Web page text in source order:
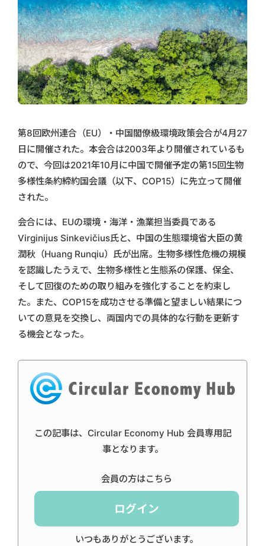
第8回欧州連合（EU）・中国閣僚級環境政策会合が4月27
日に開催された。本会合は2003年より開催されているも
ので、今回は2021年10月に中国で開催予定の第15回生物
多様性条約締約国会議（以下、COP15）に先立って開催
された。
会合には、EUの環境・海洋・漁業担当委員である
Virginijus Sinkevičius氏と、中国の生態環境省大臣の黄
潤秋（Huang Runqiu）氏が出席。生物多様性危機の規模
を認識したうえで、生物多様性と生態系の保護、保全、
そして回復のための取り組みを強化することを約束し
た。また、COP15を成功させる準備と望ましい結果につ
いての意見を交換し、両国内での具体的な行動を更新す
る機会となった。
この記事は、Circular Economy Hub 会員専用記
事となります。
会員の方はこちら
ログイン
いつもありがとうございます。